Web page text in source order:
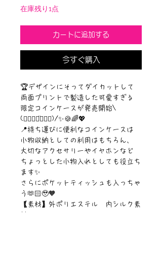
在庫残り1点
カートに追加する
今すぐ購入
🏆デザインにそってダイカットして
両面プリントで製造した可愛すぎる
限定コインケースが発売開始\
(๑⃙⃘◡̈๑⃙⃘)/✨🍪🌈💖
📍持ち運びに便利なコインケースは
小物収納としての利用はもちろん、
大切なアクセサリーやイヤホンなど
ちょっとした小物入れとしても役立ち
ます✨
さらにポケットティッシュも入っちゃ
う🫶🏻🥹🧡
【素材】外ポリエステル 内シルク素